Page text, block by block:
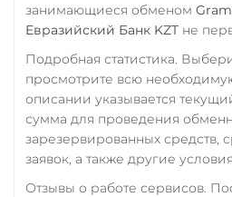
занимающиеся обменом
Евразийский Банк KZT не
Подробная статистика.
просмотрите всю
описании указывается
сумма для проведения
зарезервированных средств,
заявок, а также другие
Отзывы о работе сервисов.